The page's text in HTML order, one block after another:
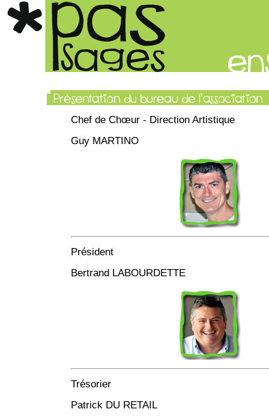
Chef de Chœur - Direction Artistique
Guy MARTINO
Président
Bertrand LABOURDETTE
Trésorier
Patrick DU RETAIL